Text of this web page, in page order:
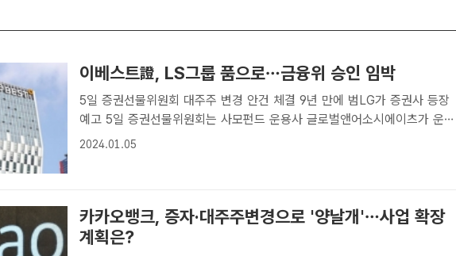
이베스트證, LS그룹 품으로…금융위 승인 임박
5일 증권선물위원회 대주주 변경 안건 체결 9년 만에 범LG가 증권사 등장
예고 5일 증권선물위원회는 사모펀드 운용사 글로벌앤어소시에이츠가 운영
하던 이베스트투자증권의 대주주를 LS네트웍스로 변경하는 안건을 의결했
2024.01.05
카카오뱅크, 증자·대주주변경으로 '양날개'…사업 확장
계획은?